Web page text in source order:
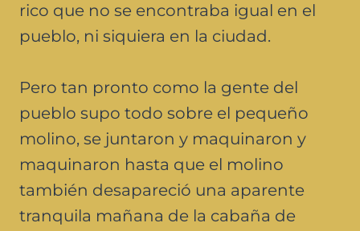
rico que no se encontraba igual en el
pueblo, ni siquiera en la ciudad.
Pero tan pronto como la gente del
pueblo supo todo sobre el pequeño
molino, se juntaron y maquinaron y
maquinaron hasta que el molino
también desapareció una aparente
tranquila mañana de la cabaña de